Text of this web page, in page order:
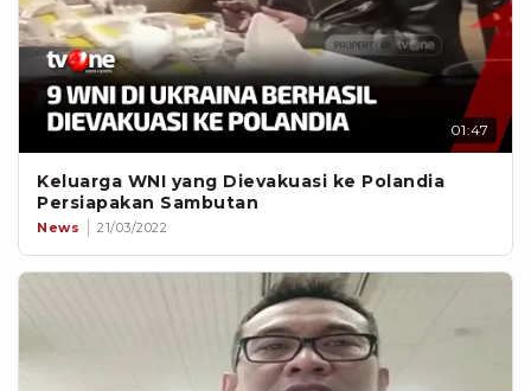
01:47
Keluarga WNI yang Dievakuasi ke Polandia
Persiapakan Sambutan
News 21/03/2022